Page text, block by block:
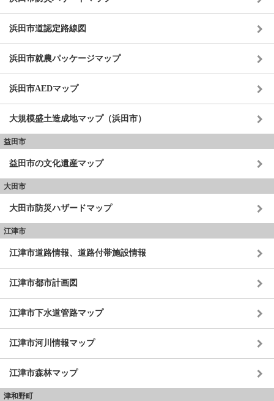
浜田市道認定路線図
浜田市就農パッケージマップ
浜田市AEDマップ
大規模盛土造成地マップ（浜田市）
益田市
益田市の文化遺産マップ
大田市
大田市防災ハザードマップ
江津市
江津市道路情報、道路付帯施設情報
江津市都市計画図
江津市下水道管路マップ
江津市河川情報マップ
江津市森林マップ
津和野町